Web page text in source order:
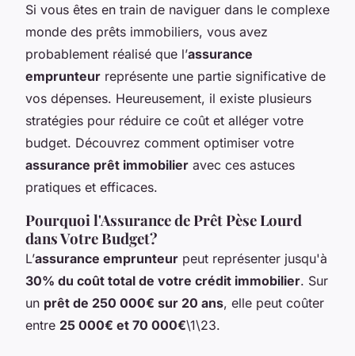
Si vous êtes en train de naviguer dans le complexe
monde des prêts immobiliers, vous avez
probablement réalisé que l’assurance
emprunteur représente une partie significative de
vos dépenses. Heureusement, il existe plusieurs
stratégies pour réduire ce coût et alléger votre
budget. Découvrez comment optimiser votre
assurance prêt immobilier avec ces astuces
pratiques et efficaces.
Pourquoi l'Assurance de Prêt Pèse Lourd
dans Votre Budget?
L’assurance emprunteur peut représenter jusqu'à
30% du coût total de votre crédit immobilier. Sur
un prêt de 250 000€ sur 20 ans, elle peut coûter
entre 25 000€ et 70 000€\1\23.